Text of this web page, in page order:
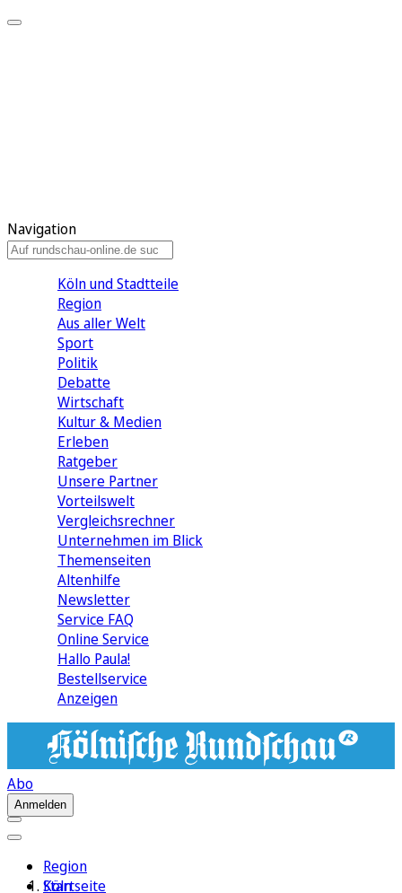
Navigation
Köln und Stadtteile
Region
Aus aller Welt
Sport
Politik
Debatte
Wirtschaft
Kultur & Medien
Erleben
Ratgeber
Unsere Partner
Vorteilswelt
Vergleichsrechner
Unternehmen im Blick
Themenseiten
Altenhilfe
Newsletter
Service FAQ
Online Service
Hallo Paula!
Bestellservice
Anzeigen
Abo
Anmelden
Region
Köln
Startseite